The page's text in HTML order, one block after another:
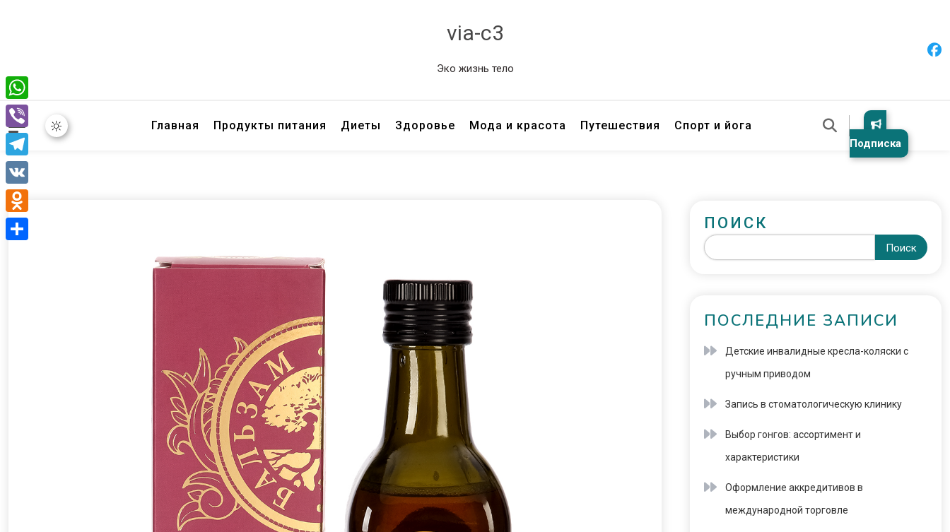
via-c3
Эко жизнь тело
Главная Продукты питания Диеты Здоровье Мода и красота Путешествия Спорт и йога
Подписка
ПОИСК
Поиск
ПОСЛЕДНИЕ ЗАПИСИ
Детские инвалидные кресла-коляски с
ручным приводом
Запись в стоматологическую клинику
Выбор гонгов: ассортимент и
характеристики
Оформление аккредитивов в
международной торговле
WhatsApp
Viber
Telegram
VK
Odnoklassniki